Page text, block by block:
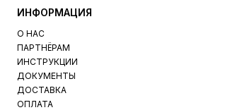
ИНФОРМАЦИЯ
О НАС
ПАРТНЁРАМ
ИНСТРУКЦИИ
ДОКУМЕНТЫ
ДОСТАВКА
ОПЛАТА